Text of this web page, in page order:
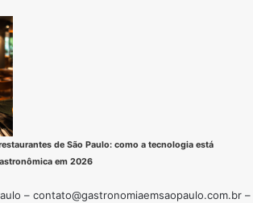
de São Paulo: como a tecnologia está
em 2026
– contato@gastronomiaemsaopaulo.com.br–